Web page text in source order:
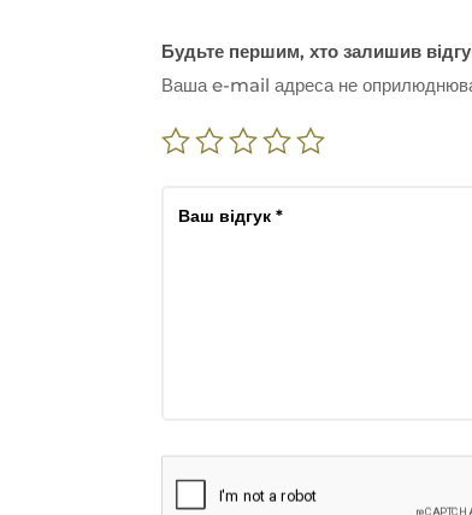
Будьте першим, хто залишив
Ваша e-mail адреса не